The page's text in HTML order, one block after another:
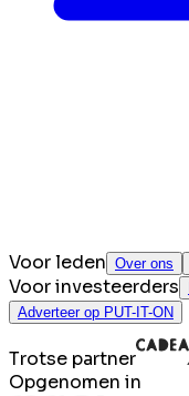
Voor leden Over ons
Voor investeerders
Adverteer op PUT-IT-ON
Trotse partner
Opgenomen in